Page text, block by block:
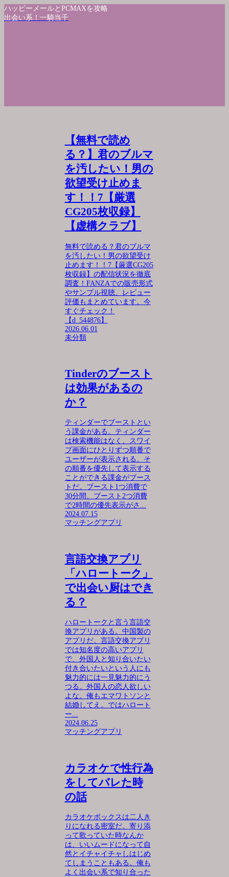
ハッピーメールとPCMAXを攻略
出会い系！一騎当千
【無料で読め
る？】君のブルマ
を汚したい！男の
欲望受け止めま
す！！7【厳選
CG205枚収録】
【虚構クラブ】
無料で読める？君のブルマ
を汚したい！男の欲望受け
止めます！！7【厳選CG205
枚収録】の配信状況を徹底
調査！FANZAでの販売形式
やサンプル視聴、レビュー
評価もまとめています。今
すぐチェック！
【d_544876】
2026.06.01
未分類
Tinderのブースト
は効果があるの
か？
ティンダーでブーストとい
う課金がある。ティンダー
は検索機能はなく、スワイ
プ画面にひとりずつ順番で
ユーザーが表示される。そ
の順番を優先して表示する
ことができる課金がブース
トだ。ブースト1つ消費で
30分間、ブースト2つ消費
で2時間の優先表示がさ...
2024.07.15
マッチングアプリ
言語交換アプリ
「ハロートーク」
で出会い厨はでき
る？
ハロートークと言う言語交
換アプリがある。中国製の
アプリだ。言語交換アプリ
では知名度の高いアプリ
で、外国人と知り合いたい
付き合いたいという人にも
魅力的には一見魅力的にう
つる。外国人の恋人欲しい
よな。俺もエマワトソンと
結婚してえ。ではハロート
ー...
2024.06.25
マッチングアプリ
カラオケで性行為
をしてバレた時
の話
カラオケボックスは二人き
りになれる密室だ。寄り添
って歌っていた時なんか
は、いいムードになって自
然とイチャイチャしはじめ
てしまうこともある。俺も
よく出会い系で知り合った